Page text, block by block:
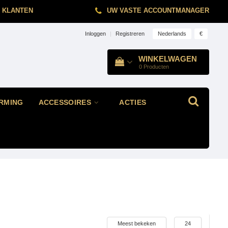
UW VASTE ACCOUNTMANAGER
Inloggen | Registreren Nederlands €
WINKELWAGEN
0 Producten
ACCESSOIRES ACTIES
Meest bekeken 24